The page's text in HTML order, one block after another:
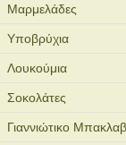
Μαρμελάδες
Υποβρύχια
Λουκούμια
Σοκολάτες
Γιαννιώτικο